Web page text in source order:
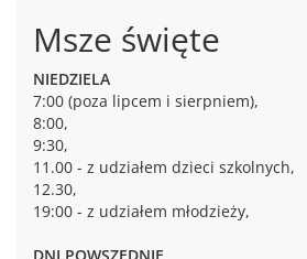
Msze święte
NIEDZIELA
7:00 (poza lipcem i sierpniem),
8:00,
9:30,
11.00 - z udziałem dzieci szkolnych,
12.30,
19:00 - z udziałem młodzieży,